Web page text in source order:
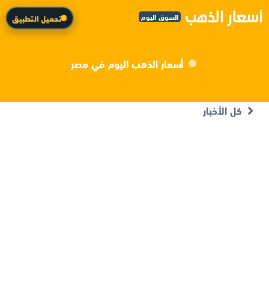
السوق اليوم تحميل التطبيق
أسعار الذهب اليوم في مصر
كل الأخبار